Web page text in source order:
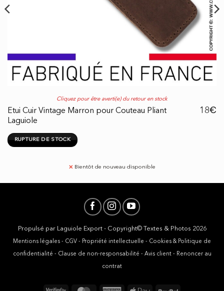
Cliquez pour être averti(e) du retour en stock
Etui Cuir Vintage Marron pour Couteau Pliant
Laguiole
18€
RUPTURE DE STOCK
✕ Bientôt de nouveau disponible
Propulsé par Laguiole Export- Copyright© Textes & Photos 2026
Mentions légales - CGV - Propriété intellectuelle - Cookies & Politique de
confidentialité - Clause de non-responsabilité - Avis client- Renoncer au
contrat